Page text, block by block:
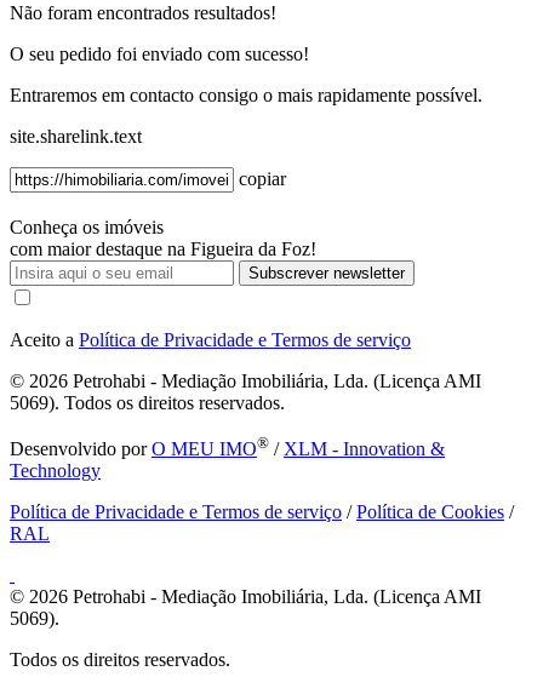
Não foram encontrados resultados!
O seu pedido foi enviado com sucesso!
Entraremos em contacto consigo o mais rapidamente possível.
site.sharelink.text
copiar
Conheça os imóveis
com maior destaque na Figueira da Foz!
Subscrever newsletter
Aceito a Política de Privacidade e Termos de serviço
© 2026 Petrohabi - Mediação Imobiliária, Lda. (Licença AMI
5069). Todos os direitos reservados.
Desenvolvido porO MEU IMO® / XLM - Innovation &
Technology
Política de Privacidade e Termos de serviço /Política de Cookies /
RAL
© 2026 Petrohabi - Mediação Imobiliária, Lda. (Licença AMI
5069).
Todos os direitos reservados.